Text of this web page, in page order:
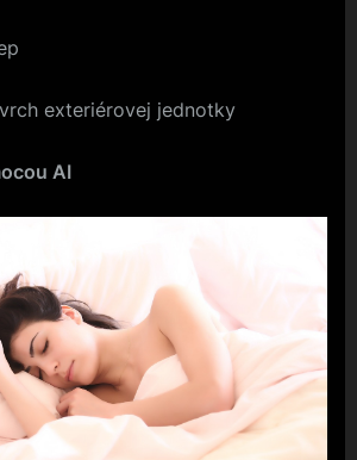
exteriérovej jednotky
AI